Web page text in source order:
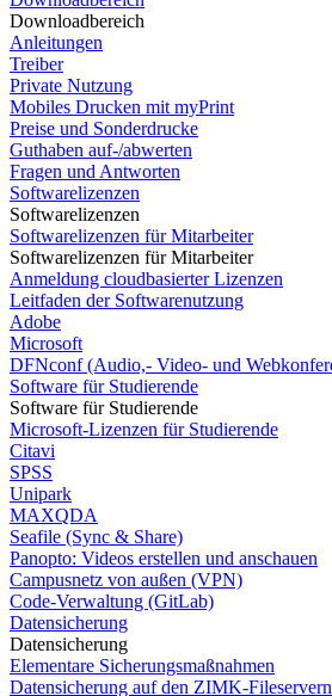
Downloadbereich
Anleitungen
Treiber
Private Nutzung
Mobiles Drucken mit myPrint
Preise und Sonderdrucke
Guthaben auf-/abwerten
Fragen und Antworten
Softwarelizenzen
Softwarelizenzen
Softwarelizenzen für Mitarbeiter
Softwarelizenzen für Mitarbeiter
Anmeldung cloudbasierter Lizenzen
Leitfaden der Softwarenutzung
Adobe
Microsoft
DFNconf (Audio,- Video- und
Software für Studierende
Software für Studierende
Microsoft-Lizenzen für Studierende
Citavi
SPSS
Unipark
MAXQDA
Seafile (Sync & Share)
Panopto: Videos erstellen und anschauen
Campusnetz von außen (VPN)
Code-Verwaltung (GitLab)
Datensicherung
Datensicherung
Elementare Sicherungsmaßnahmen
Datensicherung auf den ZIMK-Fileservern